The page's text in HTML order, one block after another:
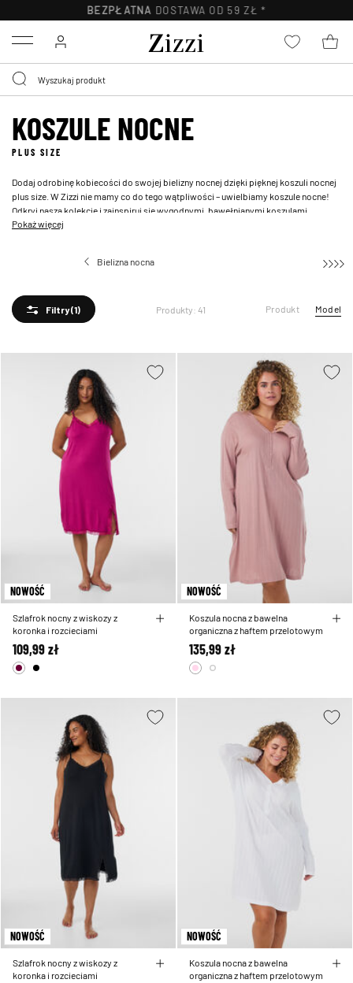
30-DNINA ZWROT*
Menu
KOSZULE NOCNE
PLUS SIZE
Dodaj odrobinę kobiecości do swojej bielizny nocnej dzięki pięknej koszuli nocnej
plus size. W Zizzi nie mamy co do tego wątpliwości – uwielbiamy koszule nocne!
Odkryj naszą kolekcję i zainspiruj się wygodnymi, bawełnianymi koszulami
nocnymi w rozmiarach plus size.
Pokaż więcej
Bielizna nocna Koszule nocne
Filtry(1) Produkty: 41 Produkt Model
NOWOŚĆ
Szlafrok nocny z wiskozy z
koronka i rozcieciami
109,99 zł
NOWOŚĆ
Koszula nocna z bawelna
organiczna z haftem przelotowym
135,99 zł
NOWOŚĆ
Szlafrok nocny z wiskozy z
koronka i rozcieciami
NOWOŚĆ
Koszula nocna z bawelna
organiczna z haftem przelotowym